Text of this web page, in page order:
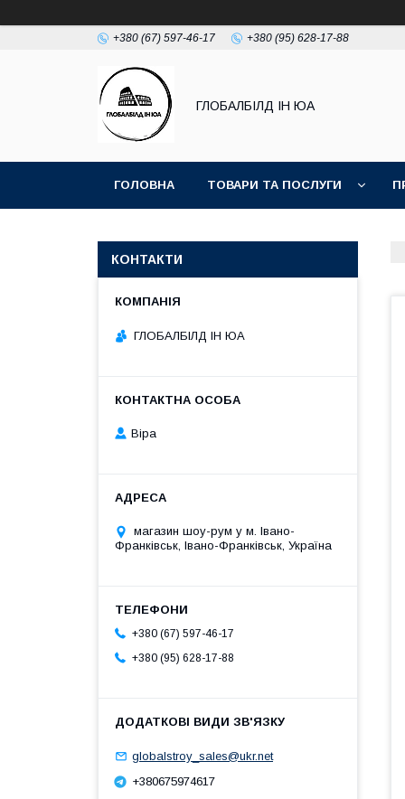
+380 (67) 597-46-17 +380 (95) 628-17-88
ГЛОБАЛБІЛД ІН ЮА
ГОЛОВНА ТОВАРИ ТА ПОСЛУГИ
КОНТАКТИ
ГЛОБАЛБІЛД ІН ЮА
Віра
магазин шоу-рум у м. Івано-
Франківськ, Івано-Франківськ, Україна
+380 (67) 597-46-17
+380 (95) 628-17-88
globalstroy_sales@ukr.net
+380675974617